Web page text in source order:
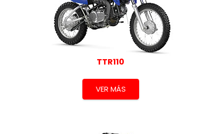
TTR110
VER MÁS